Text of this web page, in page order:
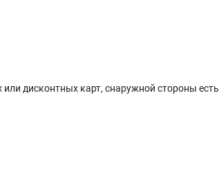
дисконтных карт, снаружной стороны есть